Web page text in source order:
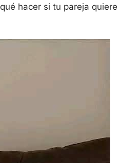
hacer si tu pareja quiere